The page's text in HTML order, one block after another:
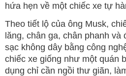
hứa hẹn về một chiếc xe tự
Theo tiết lộ của ông Musk,
lăng, chân ga, chân phanh và
sạc không dây bằng công
chiếc xe giống như một quán
dụng chỉ cần ngồi thư giãn,